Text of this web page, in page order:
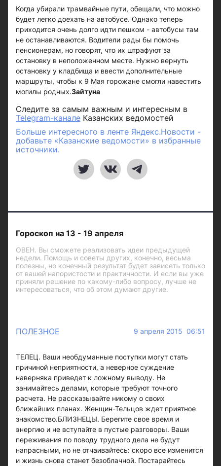
Когда убирали трамвайные пути, обещали, что можно
будет легко доехать на автобусе. Однако теперь
приходится очень долго идти пешком - автобусы там
не останавливаются. Водители рады бы помочь
пенсионерам, но говорят, что их штрафуют за
остановку в неположенном месте. Нужно вернуть
остановку у кладбища и ввести дополнительные
маршруты, чтобы к 9 Мая горожане смогли навестить
могилы родных.Зайтуна
Следите за самым важным и интересным в
Telegram-канале Казанских ведомостей
Больше интересного в ленте Яндекс.Новости -
добавьте «Казанские ведомости» в избранные
источники.
Гороскоп на 13 - 19 апреля
ОВЕН. Вы сможете реализовать идеи предыдущей
недели. Помощь и советы других, конечно, весьма
полезны, но конечный результат будет зависеть только
от вашей напористости и практичности. И если вы уже
приняли решение по какому-либо вопросу, лучше не
интересоваться, что об этом думают другие.
ПОЛЕЗНОЕ 9 апреля 2015 06:51
ТЕЛЕЦ. Ваши необдуманные поступки могут стать
причиной неприятности, а неверное суждение
наверняка приведет к ложному выводу. Не
занимайтесь делами, которые требуют точного
расчета. Не рассказывайте никому о своих
ближайших планах. Женщин-Тельцов ждет приятное
знакомство.БЛИЗНЕЦЫ. Берегите свое время и
энергию и не вступайте в пустые разговоры. Ваши
переживания по поводу трудного дела не будут
напрасными, но не отчаивайтесь: скоро все изменится
и жизнь снова станет безоблачной. Постарайтесь